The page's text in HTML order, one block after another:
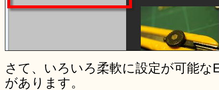
さて、いろいろ柔軟に設定が可能な
があります。